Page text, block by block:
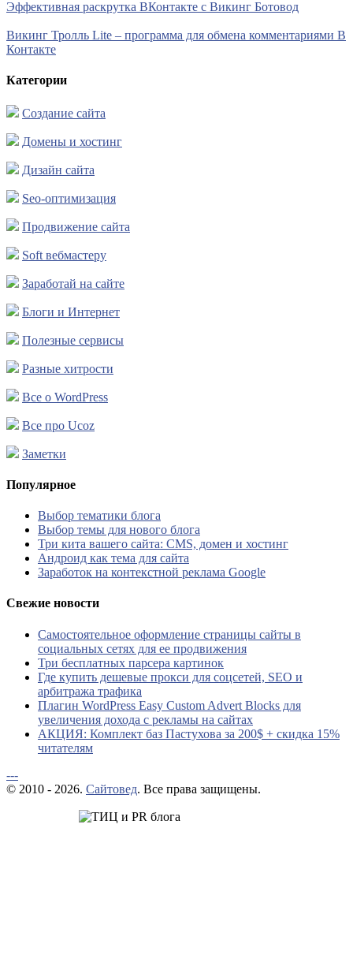
Эффективная раскрутка ВКонтакте с Викинг Ботовод
Викинг Тролль Lite – программа для обмена комментариями В
Контакте
Категории
Создание сайта
Домены и хостинг
Дизайн сайта
Seo-оптимизация
Продвижение сайта
Soft вебмастеру
Заработай на сайте
Блоги и Интернет
Полезные сервисы
Разные хитрости
Все о WordPress
Все про Ucoz
Заметки
Популярное
Выбор тематики блога
Выбор темы для нового блога
Три кита вашего сайта: CMS, домен и хостинг
Андроид как тема для сайта
Заработок на контекстной реклама Google
Свежие новости
Самостоятельное оформление страницы сайты в
социальных сетях для ее продвижения
Три бесплатных парсера картинок
Где купить дешевые прокси для соцсетей, SEO и
арбитража трафика
Плагин WordPress Easy Custom Advert Blocks для
увеличения дохода с рекламы на сайтах
АКЦИЯ: Комплект баз Пастухова за 200$ + скидка 15%
читателям
---
© 2010 - 2026. Сайтовед. Все права защищены.